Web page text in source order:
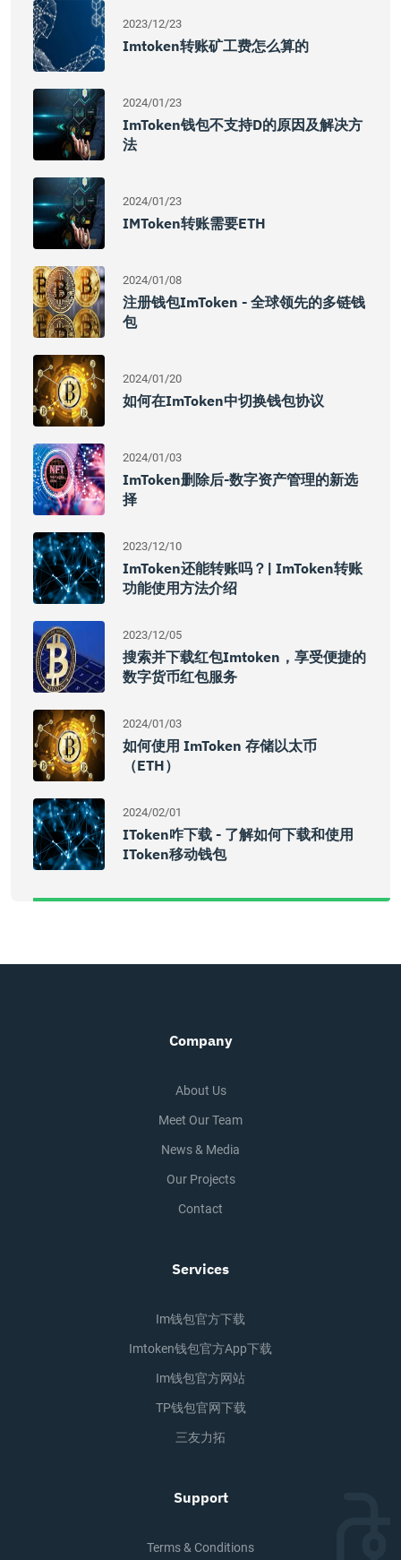
2023/12/23
Imtoken转账矿工费怎么算的
2024/01/23
ImToken钱包不支持D的原因及解决方
法
2024/01/23
IMToken转账需要ETH
2024/01/08
注册钱包imToken - 全球领先的多链钱
包
2024/01/20
如何在imToken中切换钱包协议
2024/01/03
ImToken删除后-数字资产管理的新选
择
2023/12/10
ImToken还能转账吗？| ImToken转账
功能使用方法介绍
2023/12/05
搜索并下载红包imtoken，享受便捷的
数字货币红包服务
2024/01/03
如何使用 ImToken 存储以太币
（ETH）
2024/02/01
IToken咋下载 - 了解如何下载和使用
IToken移动钱包
Company
About Us
Meet Our Team
News & Media
Our Projects
Contact
Services
Im钱包官方下载
Imtoken钱包官方app下载
Im钱包官方网站
TP钱包官网下载
三友力拓
Support
Terms & Conditions